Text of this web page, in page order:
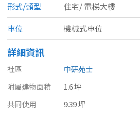
苗栗縣
台中市
雲林縣
農舍 辦公
坪數
不拘
形式/類型
住宅/ 電梯大樓
車位
機械式車位
詳細資訊
社區
中研苑士
附屬建物面積
1.6 坪
共同使用
9.39 坪